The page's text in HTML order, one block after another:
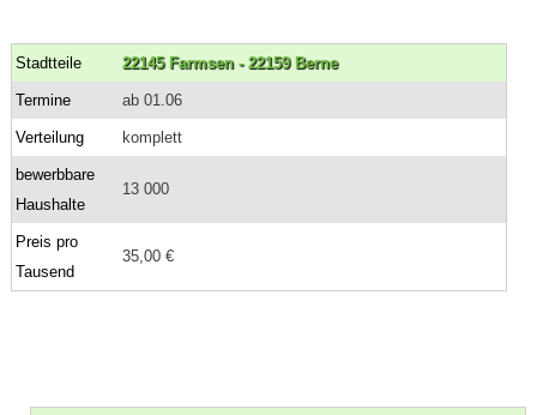
Stadtteile 22145 Farmsen - 22159 Berne
Termine ab 01.06
Verteilung komplett
bewerbbare
Haushalte
13 000
Preis pro
Tausend
35,00 €